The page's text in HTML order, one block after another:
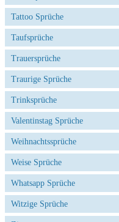
Tattoo Sprüche
Taufsprüche
Trauersprüche
Traurige Sprüche
Trinksprüche
Valentinstag Sprüche
Weihnachtssprüche
Weise Sprüche
Whatsapp Sprüche
Witzige Sprüche